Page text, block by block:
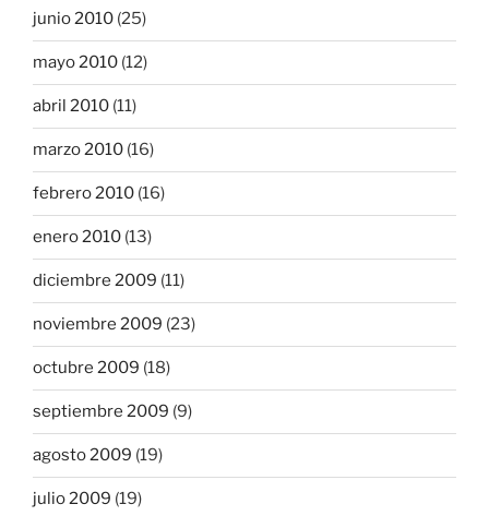
junio 2010 (25)
mayo 2010 (12)
abril 2010 (11)
marzo 2010 (16)
febrero 2010 (16)
enero 2010 (13)
diciembre 2009 (11)
noviembre 2009 (23)
octubre 2009 (18)
septiembre 2009 (9)
agosto 2009 (19)
julio 2009 (19)